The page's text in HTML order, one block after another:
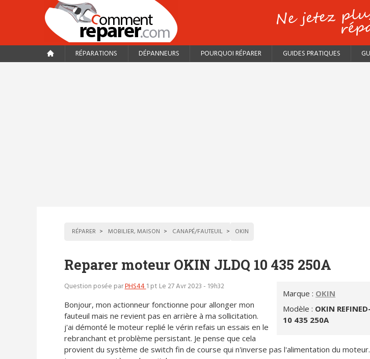
RÉPARATIONS DÉPANNEURS POURQUOI RÉPARER GUIDES PRATIQUES
RÉPARER MOBILIER, MAISON CANAPÉ/FAUTEUIL OKIN
Reparer moteur OKIN JLDQ 10 435 250A
Marque : OKIN
Modèle : OKIN
10 435 250A
Question posée parPHS441 pt Le 27 Avr 2023 - 19h32
Bonjour, mon actionneur fonctionne pour allonger mon
fauteuil mais ne revient pas en arrière à ma sollicitation.
j'ai démonté le moteur replié le vérin refais un essais en le
rebranchant et problème persistant. Je pense que cela
provient du système de switch fin de course qui n'inverse pas l'alimentation du